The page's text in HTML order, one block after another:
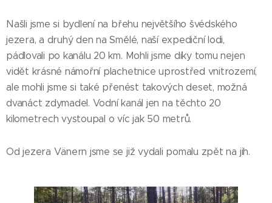
Našli jsme si bydlení na břehu největšího švédského
jezera, a druhý den na Smělé, naší expediční lodi,
pádlovali po kanálu 20 km. Mohli jsme díky tomu nejen
vidět krásné námořní plachetnice uprostřed vnitrozemí,
ale mohli jsme si také přenést takových deset, možná
dvanáct zdymadel. Vodní kanál jen na těchto 20
kilometrech vystoupal o víc jak 50 metrů.
Od jezera Vänern jsme se již vydali pomalu zpět na jih.